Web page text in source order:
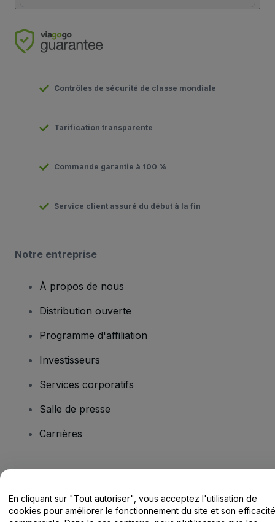
Contrôles de sécurité de classe mondiale
Tarification transparente
Commande garantie à 100 %
Service client assuré du début à la fin
Notre entreprise
À propos de nous
Distribution ouverte
Programme d'affiliation
Investisseurs
Services corporatifs
Salle de presse
Carrières
Centre d'assistance / Nous contacter
En cliquant sur "Tout autoriser", vous acceptez l'utilisation de
cookies pour améliorer le fonctionnement du site et son efficacité